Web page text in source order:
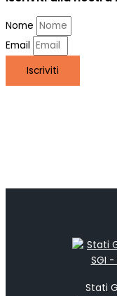
Nome
Email
Iscriviti
Stati